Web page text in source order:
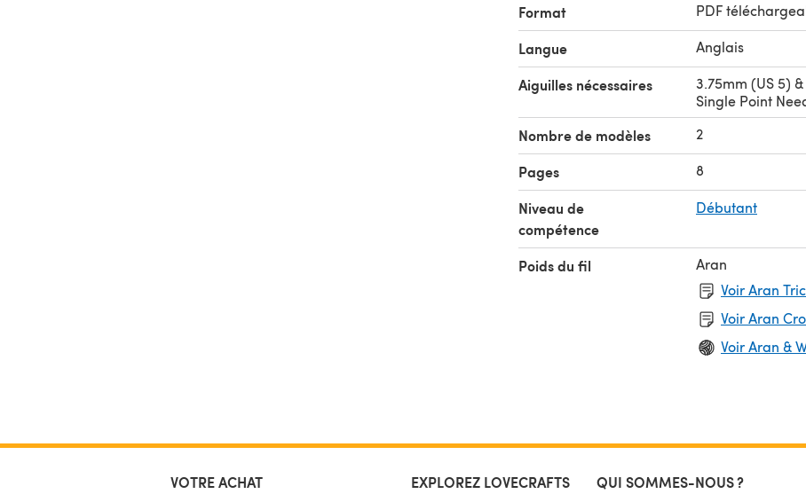
Format PDF
Langue Anglais
Aiguilles nécessaires
3.75mm (US 5)
Single Point
Nombre de modèles 2
Pages 8
Niveau de
compétence
Débutant
Poids du fil
Aran
Voir Aran
Voir Aran
Voir Aran &
VOTRE ACHAT EXPLOREZ LOVECRAFTS QUI SOMMES-NOUS ?